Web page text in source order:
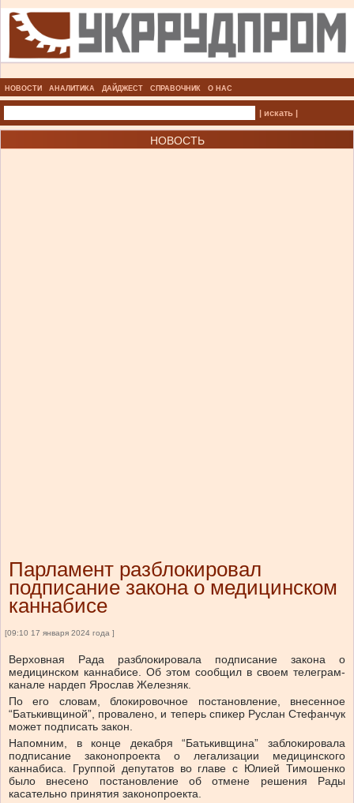
НОВОСТИ АНАЛИТИКА ДАЙДЖЕСТ СПРАВОЧНИК О НАС
| искать |
НОВОСТЬ
Парламент разблокировал
подписание закона о медицинском
каннабисе
[09:10 17 января 2024 года ]
Верховная Рада разблокировала подписание закона о
медицинском каннабисе. Об этом сообщил в своем телеграм-
канале нардеп Ярослав Железняк.
По его словам, блокировочное постановление, внесенное
“Батькивщиной”, провалено, и теперь спикер Руслан Стефанчук
может подписать закон.
Напомним, в конце декабря “Батькивщина” заблокировала
подписание законопроекта о легализации медицинского
каннабиса. Группой депутатов во главе с Юлией Тимошенко
было внесено постановление об отмене решения Рады
касательно принятия законопроекта.